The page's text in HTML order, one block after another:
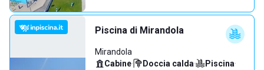
Piscina di Mirandola
Mirandola
Cabine· Doccia calda· Piscina·